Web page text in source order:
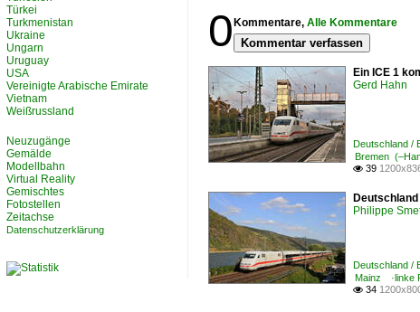
0 Kommentare, Alle Kommentare
Kommentar verfassen
Ein ICE 1
Gerd Hahn
Deutschland /
Bremen
 39
Philippe
Deutschland /
Mainz ·linke
 34
Türkei
Turkmenistan
Ukraine
Ungarn
Uruguay
USA
Vereinigte Arabische Emirate
Vietnam
Weißrussland
Neuzugänge
Gemälde
Modellbahn
Virtual Reality
Gemischtes
Fotostellen
Zeitachse
Datenschutzerklärung